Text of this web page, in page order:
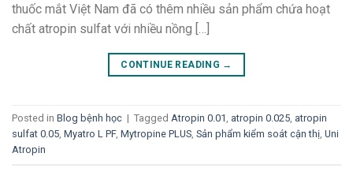
thuốc mắt Việt Nam đã có thêm nhiều sản phẩm chứa hoạt
chất atropin sulfat với nhiều nồng […]
CONTINUE READING →
Posted in Blog bệnh học | Tagged Atropin 0.01, atropin 0.025, atropin
sulfat 0.05, Myatro L PF, Mytropine PLUS, Sản phẩm kiểm soát cận thị, Uni
Atropin